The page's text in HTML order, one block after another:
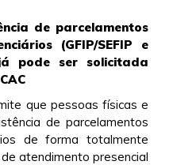
de parcelamentos
(GFIP/SEFIP e
pode ser solicitada
que pessoas físicas e
de parcelamentos
de forma totalmente
atendimento presencial